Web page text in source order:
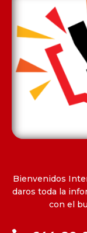
Bienvenidos
daros toda la
con el